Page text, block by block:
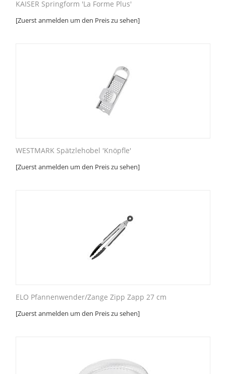
KAISER Springform 'La Forme Plus'
[Zuerst anmelden um den Preis zu sehen]
WESTMARK Spätzlehobel 'Knöpfle'
[Zuerst anmelden um den Preis zu sehen]
ELO Pfannenwender/Zange Zipp Zapp 27 cm
[Zuerst anmelden um den Preis zu sehen]